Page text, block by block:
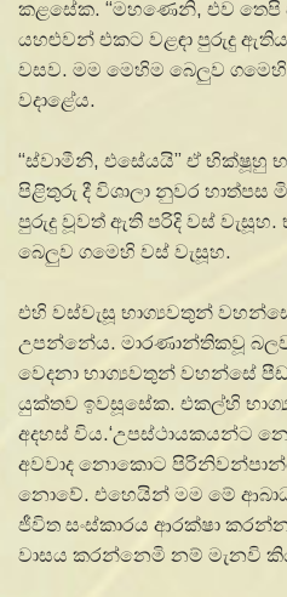
කළසේක. “මහණෙනි, එව තෙපි
යහළුවන් එකට වළඳා පුරුදු
වසව. මම මෙහිම බෙලුව
වදාළේය.
“ස්වාමීනි, එසේයයි” ඒ භික්ෂූහු
පිළිතුරු දී විශාලා නුවර හාත්පස
පුරුදු වූවත් ඇති පරිදි වස්
බෙලුව ගමෙහි වස් වැසූහ.
එහි වස්වැසූ භාග්‍යවතුන්
උපන්නේය. මාරණාන්තිකවූ
වෙදනා භාග්‍යවතුන් වහන්සේ
යුක්තව ඉවසූසේක. එකල්හි
අදහස් විය.‘උපස්ථායකයන්ට
අවවාද නොකොට
නොවේ. එහෙයින් මම මේ
ජීවිත සංස්කාරය ආරක්ෂා
වාසය කරන්නෙමි නම් මැනවි